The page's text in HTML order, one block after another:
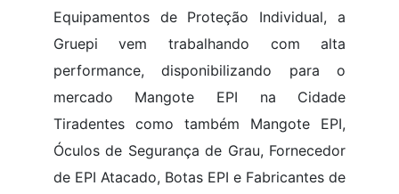
Equipamentos de Proteção Individual, a
Gruepi vem trabalhando com alta
performance, disponibilizando para o
mercado Mangote EPI na Cidade
Tiradentes como também Mangote EPI,
Óculos de Segurança de Grau, Fornecedor
de EPI Atacado, Botas EPI e Fabricantes de